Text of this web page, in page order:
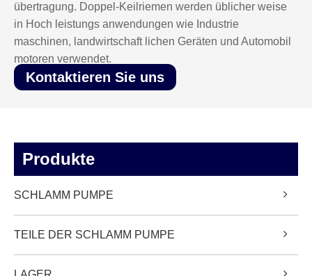
übertragung. Doppel-Keilriemen werden üblicher weise
in Hoch leistungs anwendungen wie Industrie
maschinen, landwirtschaft lichen Geräten und Automobil
motoren verwendet.
Kontaktieren Sie uns
Produkte
SCHLAMM PUMPE
TEILE DER SCHLAMM PUMPE